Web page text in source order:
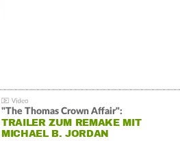
"The Thomas Crown Affair":
TRAILER ZUM REMAKE MIT
MICHAEL B. JORDAN